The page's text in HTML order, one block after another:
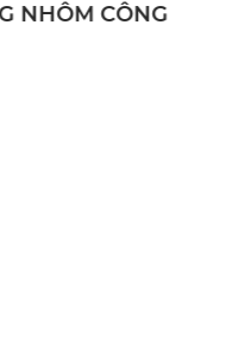
NHÔM CÔNG